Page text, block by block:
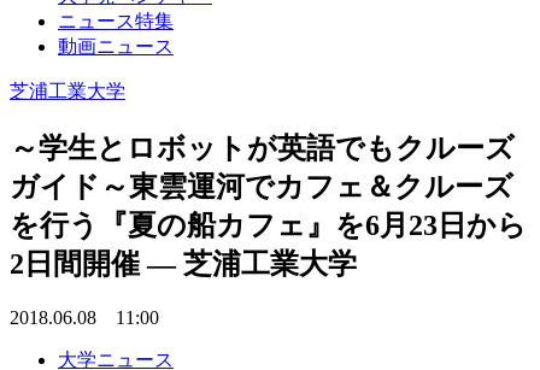
ニュース特集
動画ニュース
芝浦工業大学
～学生とロボットが英語でもクルーズ
ガイド～東雲運河でカフェ＆クルーズ
を行う『夏の船カフェ』を6月23日から
2日間開催 — 芝浦工業大学
2018.06.08 11:00
大学ニュース